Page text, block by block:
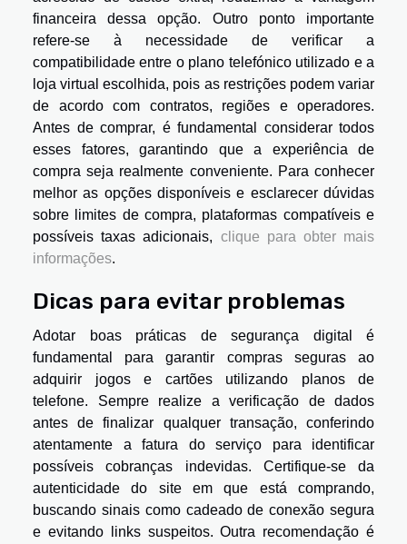
financeira dessa opção. Outro ponto importante
refere-se à necessidade de verificar a
compatibilidade entre o plano telefónico utilizado e a
loja virtual escolhida, pois as restrições podem variar
de acordo com contratos, regiões e operadores.
Antes de comprar, é fundamental considerar todos
esses fatores, garantindo que a experiência de
compra seja realmente conveniente. Para conhecer
melhor as opções disponíveis e esclarecer dúvidas
sobre limites de compra, plataformas compatíveis e
possíveis taxas adicionais, clique para obter mais
informações.
Dicas para evitar problemas
Adotar boas práticas de segurança digital é
fundamental para garantir compras seguras ao
adquirir jogos e cartões utilizando planos de
telefone. Sempre realize a verificação de dados
antes de finalizar qualquer transação, conferindo
atentamente a fatura do serviço para identificar
possíveis cobranças indevidas. Certifique-se da
autenticidade do site em que está comprando,
buscando sinais como cadeado de conexão segura
e evitando links suspeitos. Outra recomendação é